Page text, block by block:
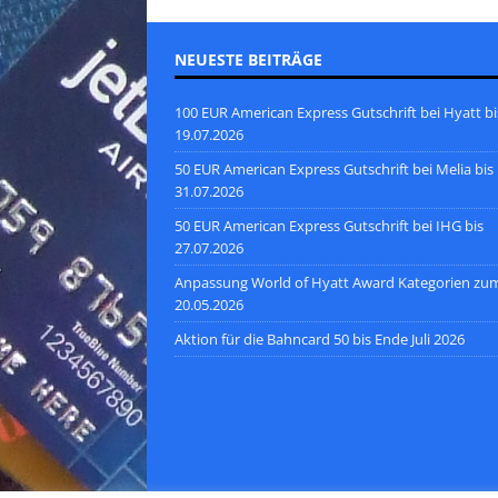
NEUESTE BEITRÄGE
100 EUR American Express Gutschrift bei Hyatt
19.07.2026
50 EUR American Express Gutschrift bei Melia bis
31.07.2026
50 EUR American Express Gutschrift bei IHG bis
27.07.2026
Anpassung World of Hyatt Award Kategorien
20.05.2026
Aktion für die Bahncard 50 bis Ende Juli 2026